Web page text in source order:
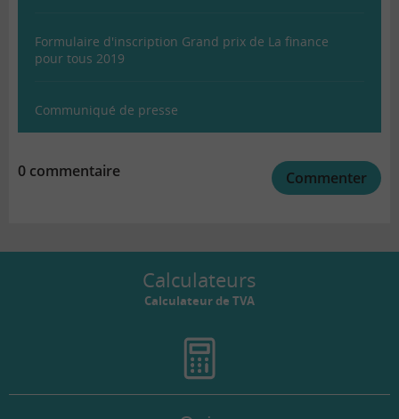
Formulaire d'inscription Grand prix de La finance
pour tous 2019
Communiqué de presse
0 commentaire Commenter
Calculateurs
Calculateur de TVA